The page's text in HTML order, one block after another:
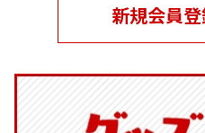
新規会員